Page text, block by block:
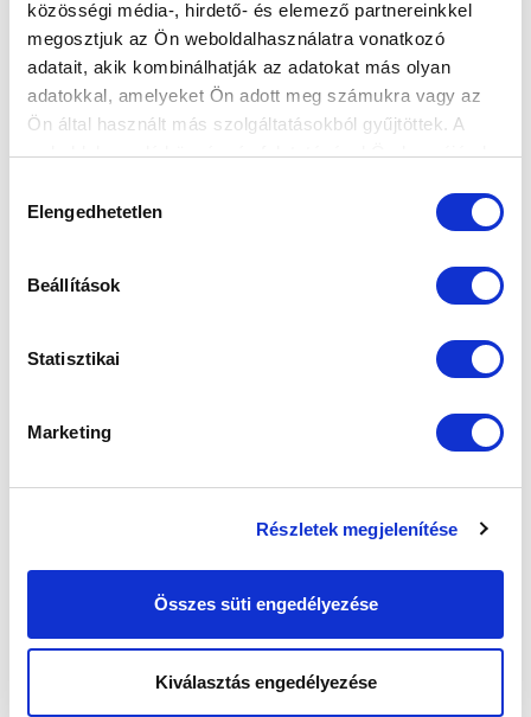
közösségi média-, hirdető- és elemező partnereinkkel
megosztjuk az Ön weboldalhasználatra vonatkozó
adatait, akik kombinálhatják az adatokat más olyan
adatokkal, amelyeket Ön adott meg számukra vagy az
Ön által használt más szolgáltatásokból gyűjtöttek. A
weboldalon való böngészés folytatásával Ön hozzájárul a
kiválasztása
Elengedhetetlen
Beállítások
Statisztikai
Marketing
Részletek megjelenítése
Összes süti engedélyezése
Kiválasztás engedélyezése
Elfogadom azAdatvédelmi tájékoztatót!
FELIRATKOZOM
SZPONZOROK